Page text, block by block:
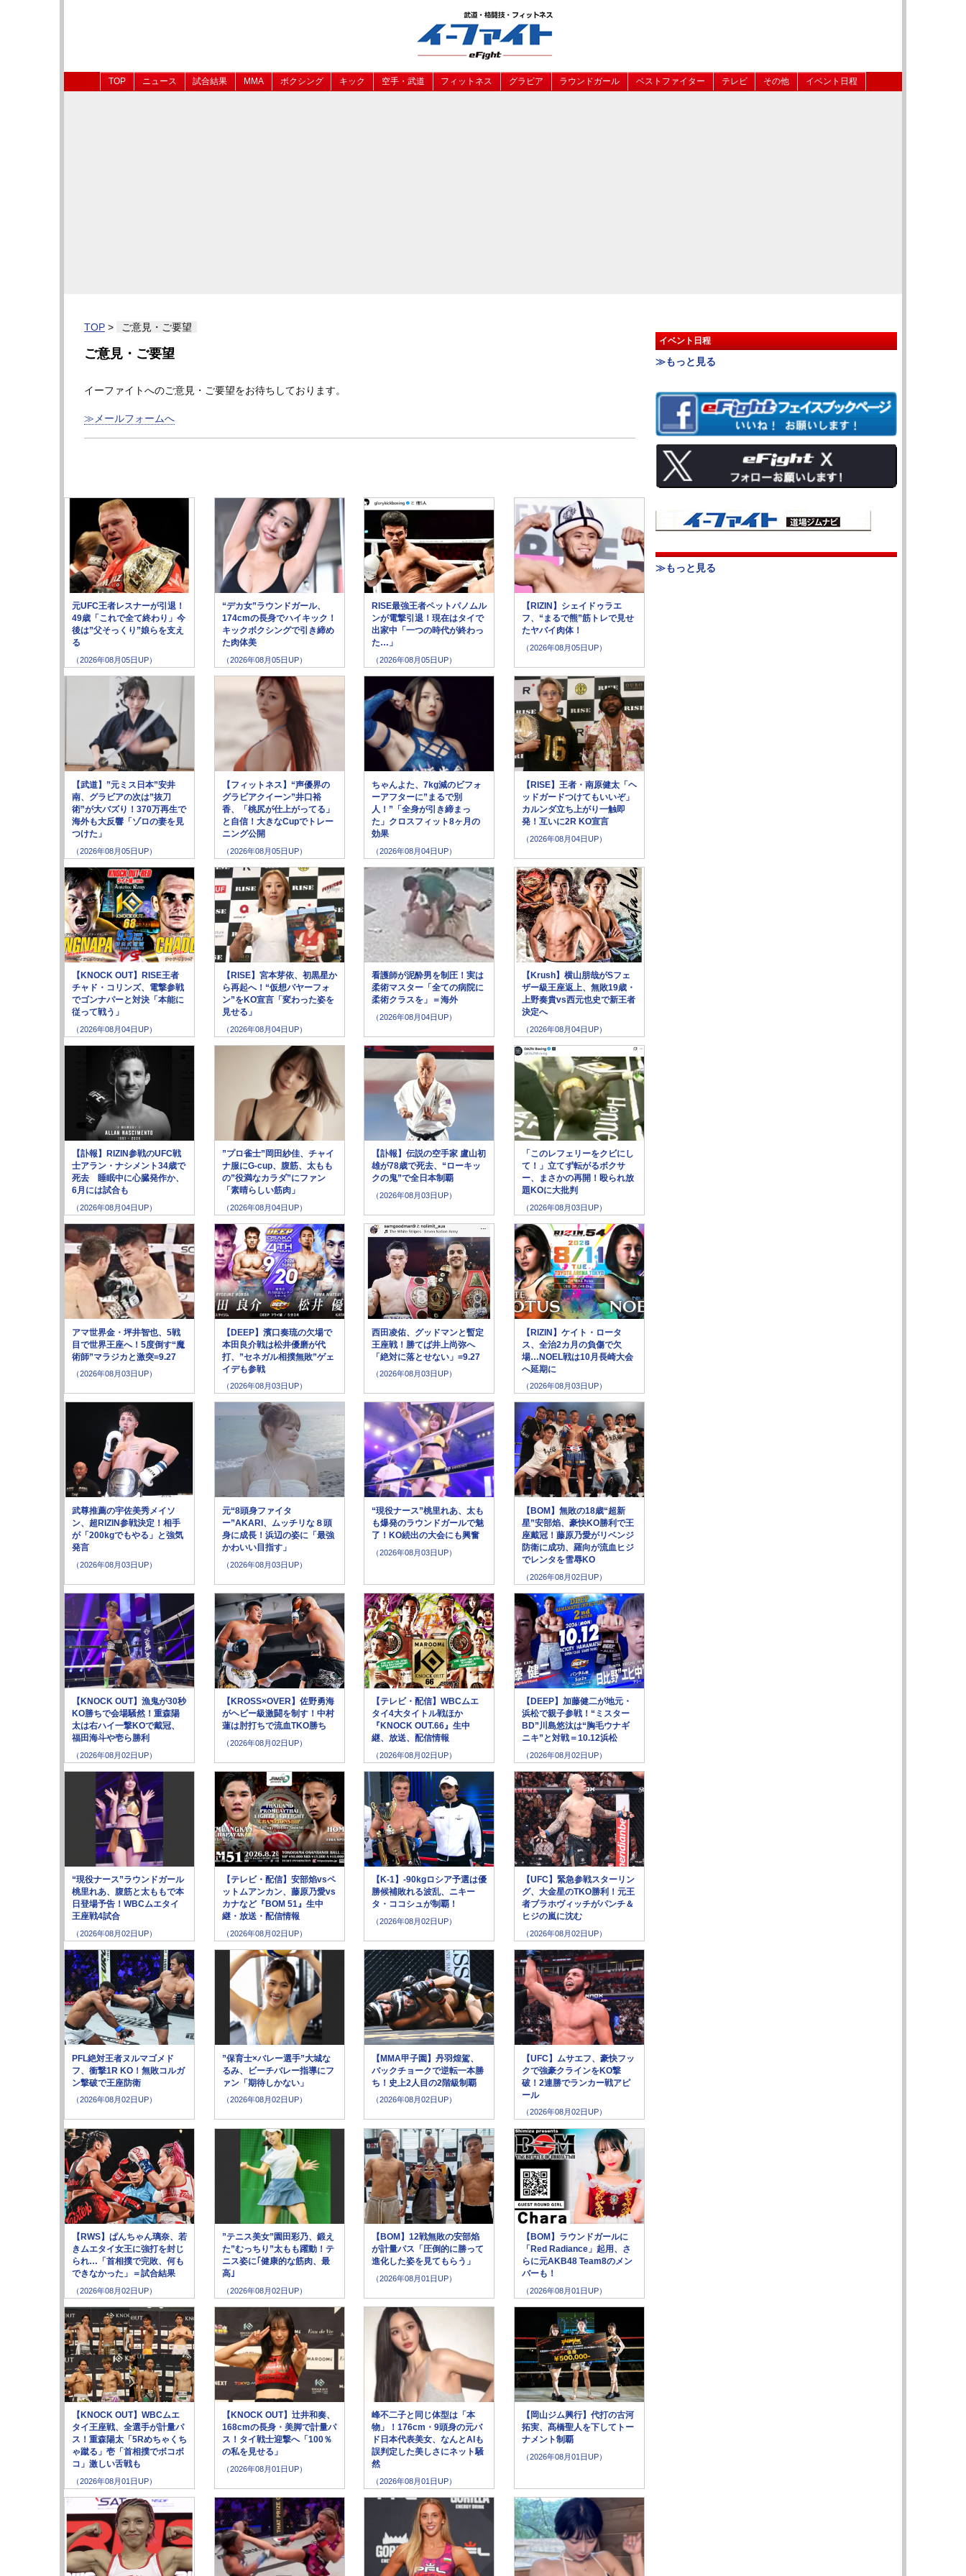
TOP ニュース 試合結果 MMA ボクシング キック 空手・武道 フィットネス グラビア ラウンドガール ベストファイター テレビ その他 イベント日程
TOP > ご意見・ご要望
ご意見・ご要望
イーファイトへのご意見・ご要望をお待ちしております。
≫メールフォームへ
元UFC王者レスナーが引退！
49歳「これで全て終わり」今
後は”父そっくり”娘らを支え
る
（2026年08月05日UP）
“デカ女”ラウンドガール、
174cmの長身でハイキック！
キックボクシングで引き締め
た肉体美
（2026年08月05日UP）
RISE最強王者ペットパノムル
ンが電撃引退！現在はタイで
出家中「一つの時代が終わっ
た…」
（2026年08月05日UP）
【RIZIN】シェイドゥラエ
フ、“まるで熊”筋トレで見せ
たヤバイ肉体！
（2026年08月05日UP）
【武道】”元ミス日本”安井
南、グラビアの次は”抜刀
術”が大バズり！370万再生で
海外も大反響「ゾロの妻を見
つけた」
（2026年08月05日UP）
【フィットネス】“声優界の
グラビアクイーン”井口裕
香、「桃尻が仕上がってる」
と自信！大きなCupでトレー
ニング公開
（2026年08月05日UP）
ちゃんよた、7kg減のビフォ
ーアフターに”まるで別
人！”「全身が引き締まっ
た」クロスフィット8ヶ月の
効果
（2026年08月04日UP）
【RISE】王者・南原健太「ヘ
ッドガードつけてもいいぞ」
カルンダ立ち上がり一触即
発！互いに2R KO宣言
（2026年08月04日UP）
【KNOCK OUT】RISE王者
チャド・コリンズ、電撃参戦
でゴンナパーと対決「本能に
従って戦う」
（2026年08月04日UP）
【RISE】宮本芽依、初黒星か
ら再起へ！“仮想パヤーフォ
ン”をKO宣言「変わった姿を
見せる」
（2026年08月04日UP）
看護師が泥酔男を制圧！実は
柔術マスター「全ての病院に
柔術クラスを」＝海外
（2026年08月04日UP）
【Krush】横山朋哉がSフェ
ザー級王座返上、無敗19歳・
上野奏貴vs西元也史で新王者
決定へ
（2026年08月04日UP）
【訃報】RIZIN参戦のUFC戦
士アラン・ナシメント34歳で
死去 睡眠中に心臓発作か、
6月には試合も
（2026年08月04日UP）
”プロ雀士”岡田紗佳、チャイ
ナ服にG-cup、腹筋、太もも
の”役満なカラダ”にファン
「素晴らしい筋肉」
（2026年08月04日UP）
【訃報】伝説の空手家 盧山初
雄が78歳で死去、“ローキッ
クの鬼”で全日本制覇
（2026年08月03日UP）
「このレフェリーをクビにし
て！」立てず転がるボクサ
ー、まさかの再開！殴られ放
題KOに大批判
（2026年08月03日UP）
アマ世界金・坪井智也、5戦
目で世界王座へ！5度倒す“魔
術師”マラジカと激突=9.27
（2026年08月03日UP）
【DEEP】濱口奏琉の欠場で
本田良介戦は松井優磨が代
打、”セネガル相撲無敗”ゲェ
イデも参戦
（2026年08月03日UP）
西田凌佑、グッドマンと暫定
王座戦！勝てば井上尚弥へ
「絶対に落とせない」=9.27
（2026年08月03日UP）
【RIZIN】ケイト・ロータ
ス、全治2カ月の負傷で欠
場…NOEL戦は10月長崎大会
へ延期に
（2026年08月03日UP）
武尊推薦の宇佐美秀メイソ
ン、超RIZIN参戦決定！相手
が「200kgでもやる」と強気
発言
（2026年08月03日UP）
元“8頭身ファイタ
ー”AKARI、ムッチリな８頭
身に成長！浜辺の姿に「最強
かわいい目指す」
（2026年08月03日UP）
“現役ナース”桃里れあ、太も
も爆発のラウンドガールで魅
了！KO続出の大会にも興奮
（2026年08月03日UP）
【BOM】無敗の18歳“超新
星”安部焰、豪快KO勝利で王
座戴冠！藤原乃愛がリベンジ
防衛に成功、羅向が流血ヒジ
でレンタを雪辱KO
（2026年08月02日UP）
【KNOCK OUT】漁鬼が30秒
KO勝ちで会場騒然！重森陽
太は右ハイ一撃KOで戴冠、
福田海斗や壱ら勝利
（2026年08月02日UP）
【KROSS×OVER】佐野勇海
がヘビー級激闘を制す！中村
蓮は肘打ちで流血TKO勝ち
（2026年08月02日UP）
【テレビ・配信】WBCムエ
タイ4大タイトル戦ほか
『KNOCK OUT.66』生中
継、放送、配信情報
（2026年08月02日UP）
【DEEP】加藤健二が地元・
浜松で親子参戦！“ミスター
BD”川島悠汰は“胸毛ウナギ
ニキ”と対戦＝10.12浜松
（2026年08月02日UP）
“現役ナース”ラウンドガール
桃里れあ、腹筋と太ももで本
日登場予告！WBCムエタイ
王座戦4試合
（2026年08月02日UP）
【テレビ・配信】安部焰vsペ
ットムアンカン、藤原乃愛vs
カナなど『BOM 51』生中
継・放送・配信情報
（2026年08月02日UP）
【K-1】-90kgロシア予選は優
勝候補敗れる波乱、ニキー
タ・ココシュが制覇！
（2026年08月02日UP）
【UFC】緊急参戦スターリン
グ、大金星のTKO勝利！元王
者ブラホヴィッチがパンチ＆
ヒジの嵐に沈む
（2026年08月02日UP）
PFL絶対王者ヌルマゴメド
フ、衝撃1R KO！無敗コルガ
ン撃破で王座防衛
（2026年08月02日UP）
”保育士×バレー選手”大城な
るみ、ビーチバレー指導にフ
ァン「期待しかない」
（2026年08月02日UP）
【MMA甲子園】丹羽煌駕、
バックチョークで逆転一本勝
ち！史上2人目の2階級制覇
（2026年08月02日UP）
【UFC】ムサエフ、豪快フッ
クで強豪クラインをKO撃
破！2連勝でランカー戦アピ
ール
（2026年08月02日UP）
【RWS】ぱんちゃん璃奈、若
きムエタイ女王に強打を封じ
られ…「首相撲で完敗、何も
できなかった」＝試合結果
（2026年08月02日UP）
”テニス美女”園田彩乃、鍛え
た”むっちり”太もも躍動！テ
ニス姿に｢健康的な筋肉、最
高｣
（2026年08月02日UP）
【BOM】12戦無敗の安部焰
が計量パス「圧倒的に勝って
進化した姿を見てもらう」
（2026年08月01日UP）
【BOM】ラウンドガールに
「Red Radiance」起用、さ
らに元AKB48 Team8のメン
バーも！
（2026年08月01日UP）
【KNOCK OUT】WBCムエ
タイ王座戦、全選手が計量パ
ス！重森陽太「5Rめちゃくち
ゃ蹴る」壱「首相撲でボコボ
コ」激しい舌戦も
（2026年08月01日UP）
【KNOCK OUT】辻井和奏、
168cmの長身・美脚で計量パ
ス！タイ戦士迎撃へ「100％
の私を見せる」
（2026年08月01日UP）
峰不二子と同じ体型は「本
物」！176cm・9頭身の元バ
ド日本代表美女、なんとAIも
誤判定した美しさにネット騒
然
（2026年08月01日UP）
【岡山ジム興行】代打の古河
拓実、髙橋聖人を下してトー
ナメント制覇
（2026年08月01日UP）
イベント日程
≫もっと見る
≫もっと見る